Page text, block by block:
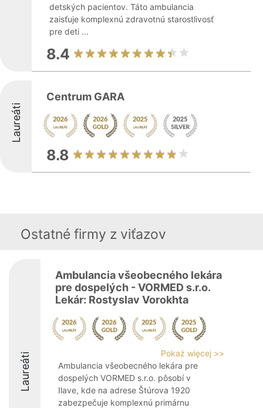
detských pacientov. Táto ambulancia
zaisťuje komplexnú zdravotnú starostlivosť
pre deti ...
8.4
Laureáti
Centrum GARA
8.8
Ostatné firmy z viťazov
Laureáti
Ambulancia všeobecného lekára
pre dospelých - VORMED s.r.o.
Lekár: Rostyslav Vorokhta
Pokaż więcej >>
Ambulancia všeobecného lekára pre
dospelých VORMED s.r.o. pôsobí v
Ilave, kde na adrese Štúrova 1920
zabezpečuje komplexnú primárnu